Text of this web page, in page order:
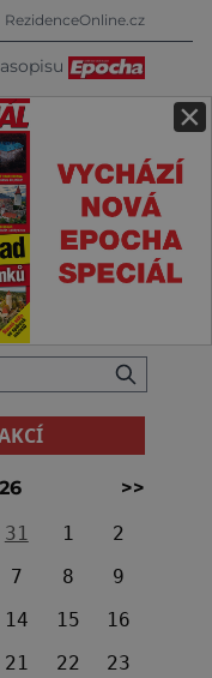
×
RezidenceOnline.cz
KALENDÁŘ AKCÍ
>>
31 1
2
7 8
9
14 15
16
21 22
23